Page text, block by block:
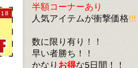
半額コーナーあり
人気アイテムが衝撃価格!!!
数に限り有り！！
早い者勝ち！！
かなり お得な5日間！！